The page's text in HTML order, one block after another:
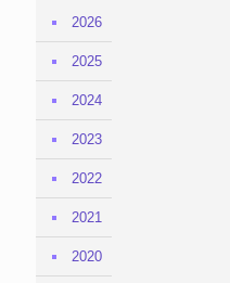
2026
2025
2024
2023
2022
2021
2020